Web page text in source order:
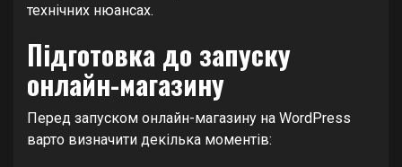
технічних нюансах.
Підготовка до запуску
онлайн-магазину
Перед запуском онлайн-магазину на WordPress
варто визначити декілька моментів: